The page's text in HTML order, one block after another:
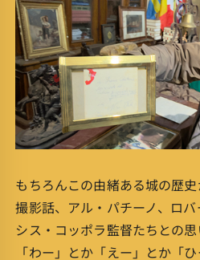
もちろんこの由緒ある城の歴
撮影話、アル・パチーノ、ロ
シス・コッポラ監督たちとの
「わー」とか「えー」とか「